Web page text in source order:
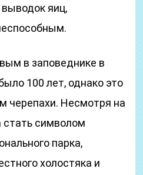
яиц,
в заповеднике в
100 лет, однако это
черепахи. Несмотря на
стать символом
парка,
холостяка и